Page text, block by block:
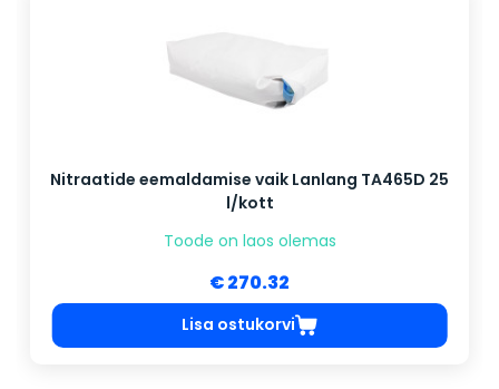
Nitraatide eemaldamise vaik Lanlang TA465D 25
l/kott
Toode on laos olemas
€ 270.32
Lisa ostukorvi